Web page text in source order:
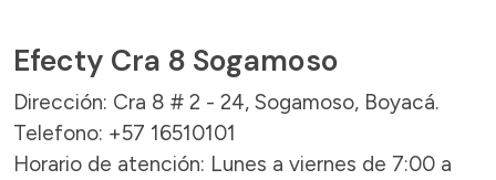
Efecty Cra 8 Sogamoso
Dirección: Cra 8 # 2 - 24, Sogamoso, Boyacá.
Telefono: +57 16510101
Horario de atención: Lunes a viernes de 7:00 a